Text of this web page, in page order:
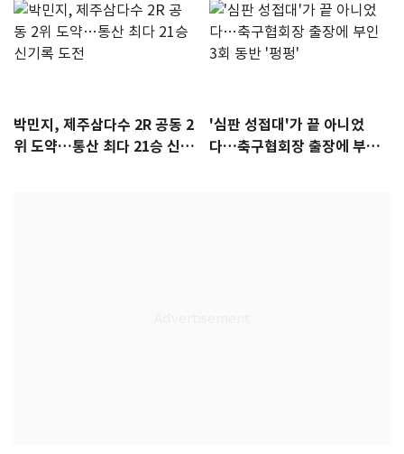
박민지, 제주삼다수 2R 공동 2
위 도약…통산 최다 21승 신기
'심판 성접대'가 끝 아니었
다…축구협회장 출장에 부인